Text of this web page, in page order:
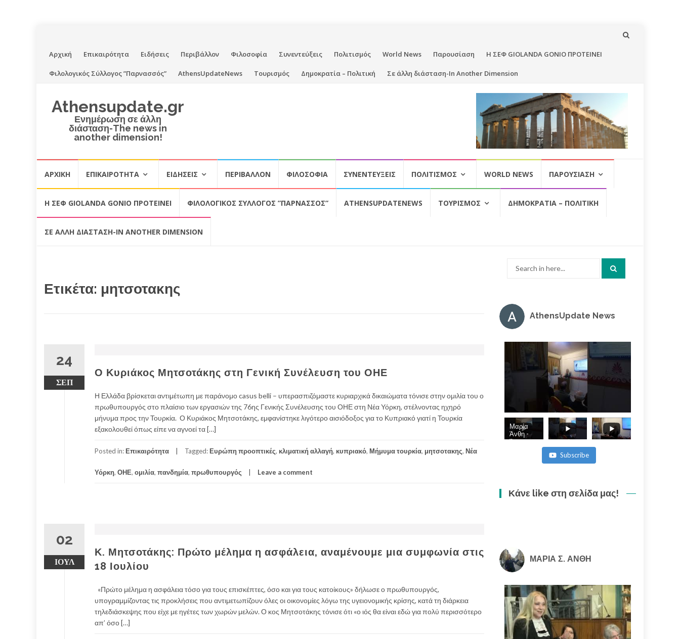
Skip
to
Αρχική Επικαιρότητα Ειδήσεις Περιβάλλον Φιλοσοφία Συνεντεύξεις Πολιτισμός World News Παρουσίαση Η ΣΕΦ GIOLANDA GONIO ΠΡΟΤΕΙΝΕΙ
Φιλολογικός Σύλλογος ”Παρνασσός” AthensUpdateNews Τουρισμός Δημοκρατία – Πολιτική Σε άλλη διάσταση-In Another Dimension
Athensupdate.gr
Ενημέρωση σε άλλη
διάσταση-The news in
another dimension!
content
ΑΡΧΙΚΉ ΕΠΙΚΑΙΡΌΤΗΤΑ ΕΙΔΉΣΕΙΣ ΠΕΡΙΒΆΛΛΟΝ ΦΙΛΟΣΟΦΊΑ ΣΥΝΕΝΤΕΎΞΕΙΣ ΠΟΛΙΤΙΣΜΌΣ WORLD NEWS ΠΑΡΟΥΣΊΑΣΗ
Η ΣΕΦ GIOLANDA GONIO ΠΡΟΤΕΙΝΕΙ ΦΙΛΟΛΟΓΙΚΌΣ ΣΎΛΛΟΓΟΣ ”ΠΑΡΝΑΣΣΌΣ” ATHENSUPDATENEWS ΤΟΥΡΙΣΜΌΣ ΔΗΜΟΚΡΑΤΊΑ – ΠΟΛΙΤΙΚΉ
ΣΕ ΆΛΛΗ ΔΙΆΣΤΑΣΗ-IN ANOTHER DIMENSION
Ετικέτα: μητσοτακης
24
ΣΕΠ
Ο Κυριάκος Μητσοτάκης στη Γενική Συνέλευση του ΟΗΕ
Η Ελλάδα βρίσκεται αντιμέτωπη με παράνομο casus belli – υπερασπιζόμαστε κυριαρχικά δικαιώματα τόνισε στην ομιλία του ο
πρωθυπουργός στο πλαίσιο των εργασιών της 76ης Γενικής Συνέλευσης του ΟΗΕ στη Νέα Υόρκη, στέλνοντας ηχηρό
μήνυμα προς την Τουρκία. Ο Κυριάκος Μητσοτάκης, εμφανίστηκε λιγότερο αισιόδοξος για το Κυπριακό γιατί η Τουρκία
εξακολουθεί όπως είπε να αγνοεί τα […]
Posted in: Επικαιρότητα Tagged: Ευρώπη προοπτικές, κλιματική αλλαγή, κυπριακό, Μήμυμα τουρκία, μητσοτακης, Νέα
Υόρκη, ΟΗΕ, ομιλία, πανδημία, πρωθυπουργός Leave a comment
02
ΙΟΎΛ
Κ. Μητσοτάκης: Πρώτο μέλημα η ασφάλεια, αναμένουμε μια συμφωνία στις
18 Ιουλίου
«Πρώτο μέλημα η ασφάλεια τόσο για τους επισκέπτες, όσο και για τους κατοίκους» δήλωσε ο πρωθυπουργός,
υπογραμμίζοντας τις προκλήσεις που αντιμετωπίζουν όλες οι οικονομίες λόγω της υγειονομικής κρίσης, κατά τη διάρκεια
τηλεδιάσκεψης που είχε με ηγέτες των χωρών μελών. Ο κος Μητσοτάκης τόνισε ότι «ο ιός θα είναι εδώ για πολύ περισσότερο
απ’ όσο […]
AthensUpdate News
Μαρία
Άνθη -
Άπωση, η
Subscribe
Κάνε like στη σελίδα μας!
ΜΑΡΙΑ Σ. ΑΝΘΗ